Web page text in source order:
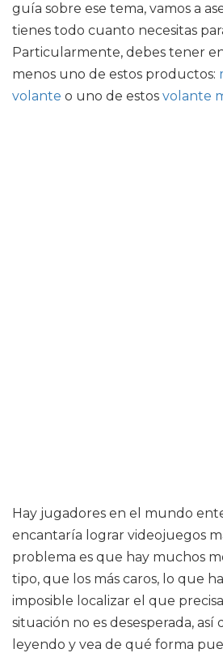
guía sobre ese tema, vamos a
tienes todo cuanto necesitas
Particularmente, debes tener
menos uno de estos productos:
volante o uno de estos volante
Hay jugadores en el mundo
encantaría lograr videojuegos
problema es que hay muchos
tipo, que los más caros, lo que
imposible localizar el que
situación no es desesperada, así
leyendo y vea de qué forma